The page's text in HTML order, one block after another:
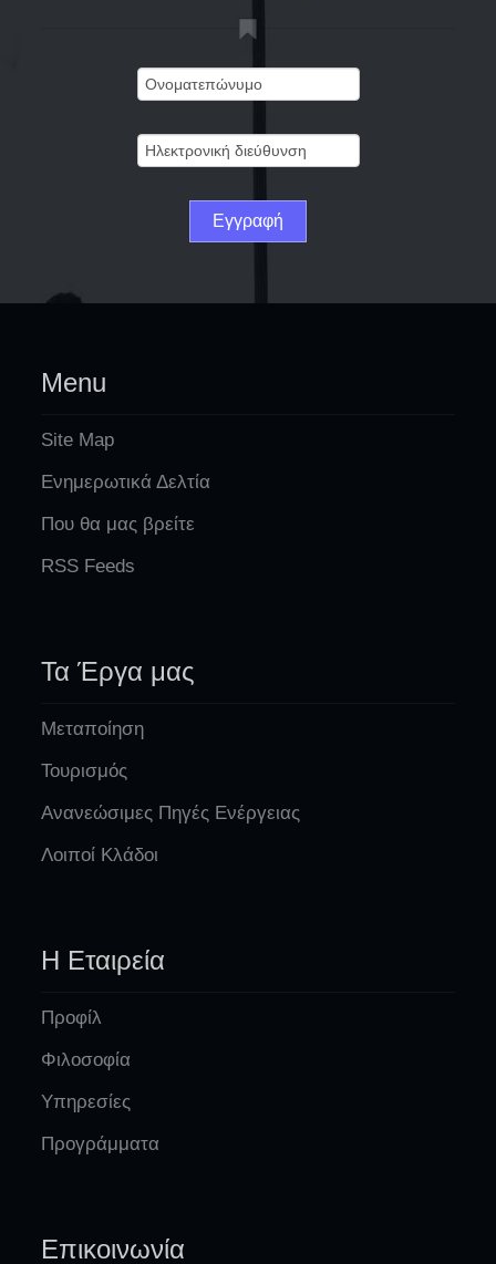
Menu
Site Map
Ενημερωτικά Δελτία
Που θα μας βρείτε
RSS Feeds
Τα Έργα μας
Μεταποίηση
Τουρισμός
Ανανεώσιμες Πηγές Ενέργειας
Λοιποί Κλάδοι
Η Εταιρεία
Προφίλ
Φιλοσοφία
Υπηρεσίες
Προγράμματα
Επικοινωνία